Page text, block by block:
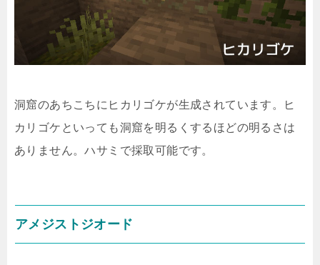
洞窟のあちこちにヒカリゴケが生成されています。ヒ
カリゴケといっても洞窟を明るくするほどの明るさは
ありません。ハサミで採取可能です。
アメジストジオード